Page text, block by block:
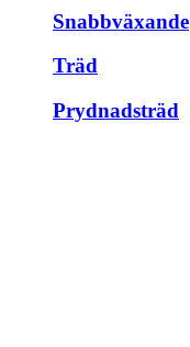
Snabbväxande
Träd
Prydnadsträd